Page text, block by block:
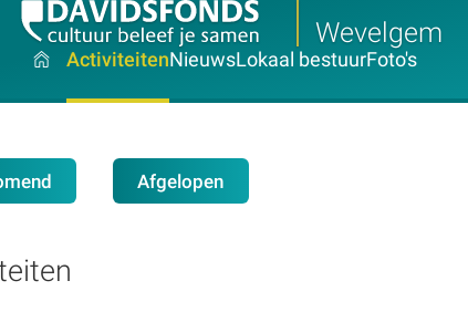
Wevelgem
ActiviteitenNieuwsLokaal bestuurFoto's
Afgelopen